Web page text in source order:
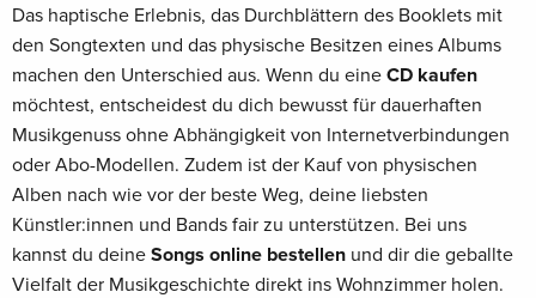
Das haptische Erlebnis, das Durchblättern des Booklets mit
den Songtexten und das physische Besitzen eines Albums
machen den Unterschied aus. Wenn du eine CD kaufen
möchtest, entscheidest du dich bewusst für dauerhaften
Musikgenuss ohne Abhängigkeit von Internetverbindungen
oder Abo-Modellen. Zudem ist der Kauf von physischen
Alben nach wie vor der beste Weg, deine liebsten
Künstler:innen und Bands fair zu unterstützen. Bei uns
kannst du deine Songs online bestellen und dir die geballte
Vielfalt der Musikgeschichte direkt ins Wohnzimmer holen.